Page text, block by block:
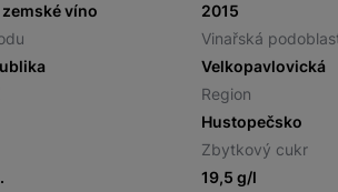
víno
2015
Vinařská
Velkopavlovická
Region
Hustopečsko
Zbytkový cukr
19,5 g/l